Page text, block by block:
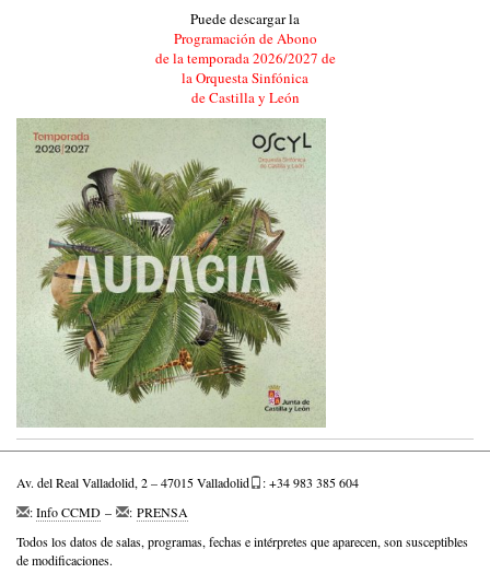
Puede descargar la
Programación de Abono
de la temporada 2026/2027 de
la Orquesta Sinfónica
de Castilla y León
Av. del Real Valladolid, 2 – 47015 Valladolid
: +34 983 385 604
:Info CCMD – : PRENSA
Todos los datos de salas, programas, fechas e intérpretes que aparecen, son susceptibles
de modificaciones.